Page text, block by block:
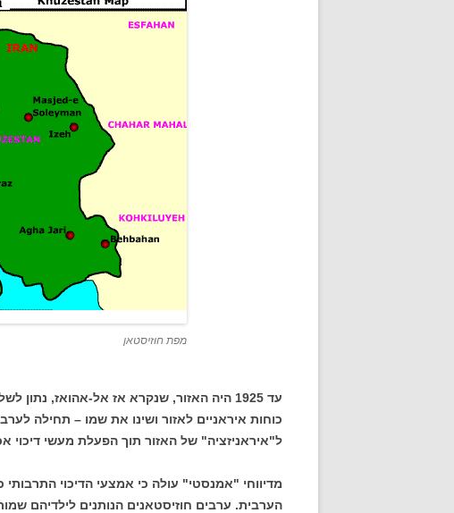
מפת חוזיסטאן
עד 1925 היה האזור, שנקרא אז אל-אהואז,
כוחות איראניים לאזור ושינו את שמו – תחילה
ל"איראניזציה" של האזור תוך הפעלת מעשי דיכוי
מדיווחי "אמנסטי" עולה כי אמצעי הדיכוי
הערבית. ערבים חוזיסטאנים הנותנים לילדיהם